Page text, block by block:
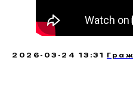
2026-03-24 13:31